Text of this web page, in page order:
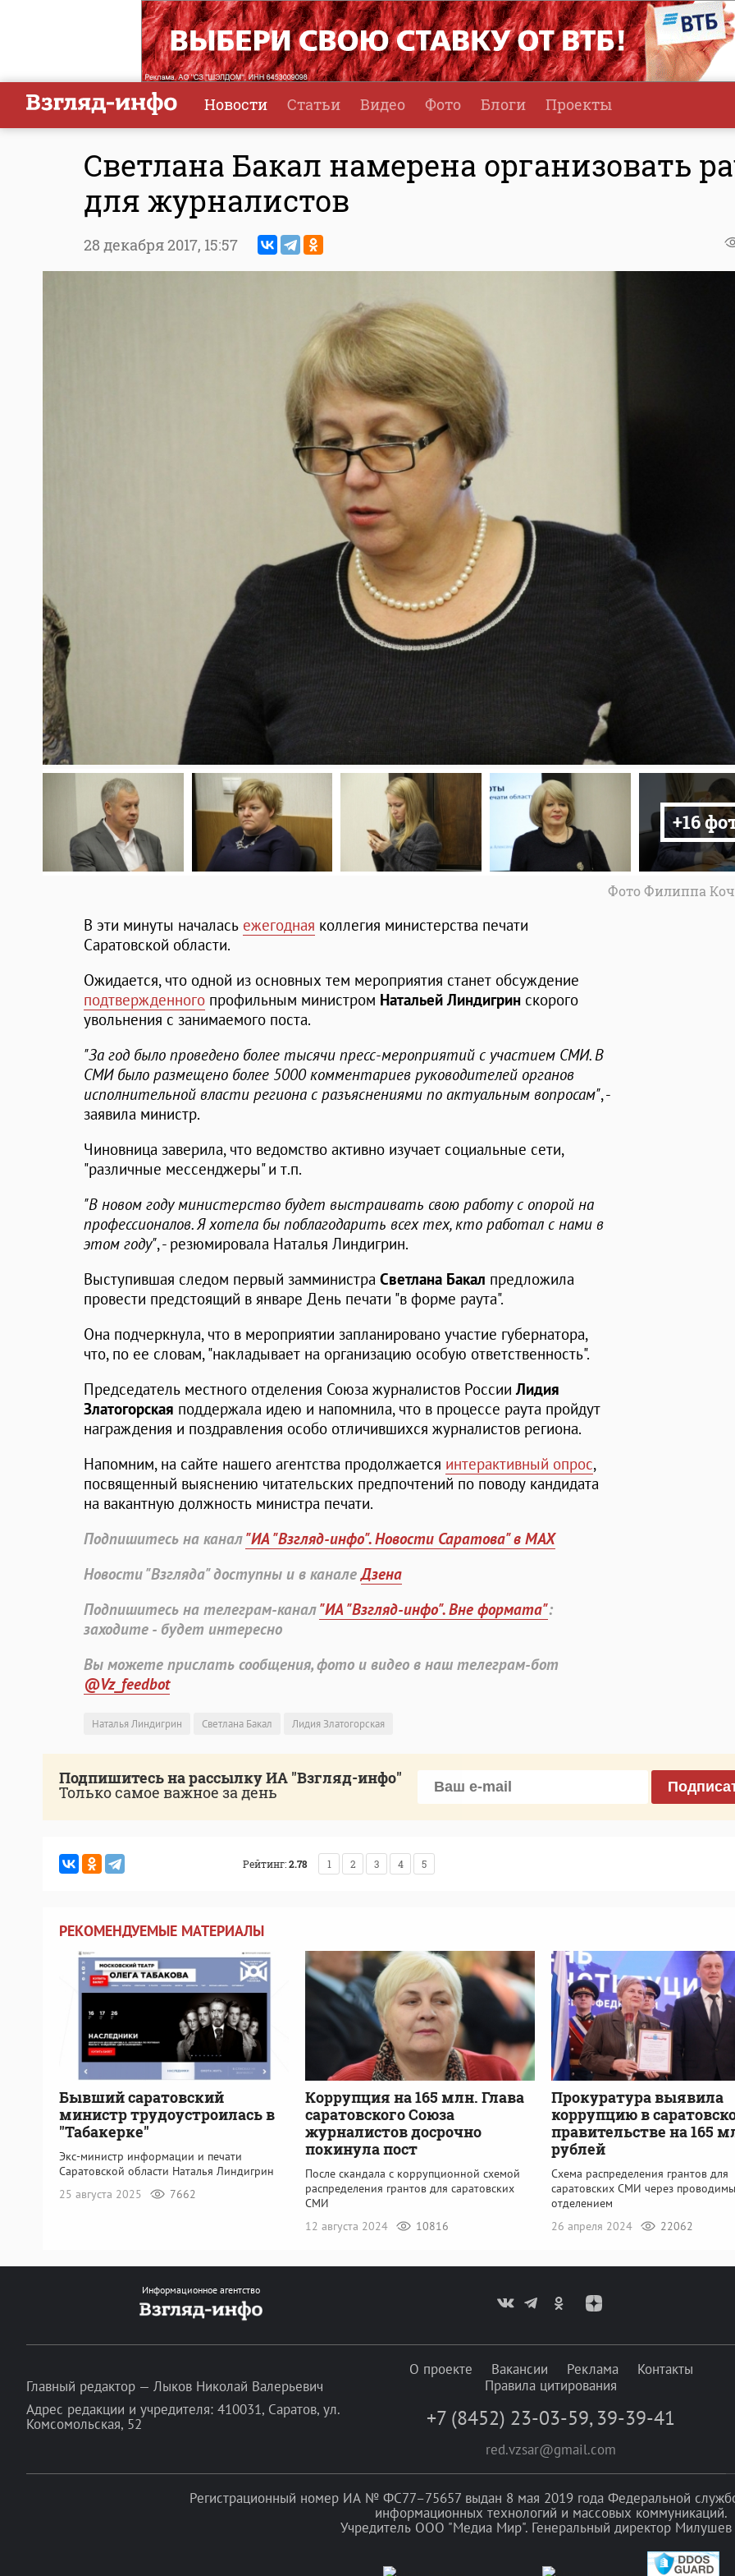
Новости Статьи Видео Фото Блоги Проекты
Светлана Бакал намерена организовать
для журналистов
28 декабря 2017, 15:57
+16
Фото Филиппа
В эти минуты началась ежегодная коллегия министерства печати
Саратовской области.
Ожидается, что одной из основных тем мероприятия станет обсуждение
подтвержденного профильным министром Натальей Линдигрин скорого
увольнения с занимаемого поста.
"За год было проведено более тысячи пресс-мероприятий с участием СМИ. В
СМИ было размещено более 5000 комментариев руководителей органов
исполнительной власти региона с разъяснениями по актуальным вопросам", -
заявила министр.
Чиновница заверила, что ведомство активно изучает социальные сети,
"различные мессенджеры" и т.п.
"В новом году министерство будет выстраивать свою работу с опорой на
профессионалов. Я хотела бы поблагодарить всех тех, кто работал с нами в
этом году", - резюмировала Наталья Линдигрин.
Выступившая следом первый замминистра Светлана Бакал предложила
провести предстоящий в январе День печати "в форме раута".
Она подчеркнула, что в мероприятии запланировано участие губернатора,
что, по ее словам, "накладывает на организацию особую ответственность".
Председатель местного отделения Союза журналистов РоссииЛидия
Златогорская поддержала идею и напомнила, что в процессе раута пройдут
награждения и поздравления особо отличившихся журналистов региона.
Напомним, на сайте нашего агентства продолжается интерактивный опрос,
посвященный выяснению читательских предпочтений по поводу кандидата
на вакантную должность министра печати.
Подпишитесь на канал"ИА "Взгляд-инфо". Новости Саратова" в MAX
Новости "Взгляда" доступны и в каналеДзена
Подпишитесь на телеграм-канал"ИА "Взгляд-инфо". Вне формата":
заходите - будет интересно
Вы можете прислать сообщения, фото и видео в наш телеграм-бот
@Vz_feedbot
Наталья Линдигрин Светлана Бакал Лидия Златогорская
Подпишитесь на рассылку ИА "Взгляд-инфо"
Только самое важное за день
Рейтинг:2.78 1 2 3 4 5
РЕКОМЕНДУЕМЫЕ МАТЕРИАЛЫ
Бывший саратовский
министр трудоустроилась в
"Табакерке"
Экс-министр информации и печати
Саратовской области Наталья Линдигрин
25 августа 2025
7662
Коррупция на 165 млн. Глава
саратовского Союза
журналистов досрочно
покинула пост
После скандала с коррупционной схемой
распределения грантов для саратовских
СМИ
12 августа 2024
10816
Прокуратура выявила
коррупцию в
правительстве на 165
рублей
Схема распределения грантов для
саратовских СМИ через
отделением
26 апреля 2024
22062
Информационное агентство
Главный редактор — Лыков Николай Валерьевич
Адрес редакции и учредителя: 410031, Саратов, ул.
Комсомольская, 52
О проекте Вакансии Реклама
Контакты
Правила цитирования
+7 (8452) 23-03-59, 39-39-41
red.vzsar@gmail.com
Регистрационный номер ИА № ФС77–75657 выдан 8 мая 2019 года Федеральной
информационных технологий и массовых коммуникаций.
Учредитель ООО "Медиа Мир". Генеральный директор